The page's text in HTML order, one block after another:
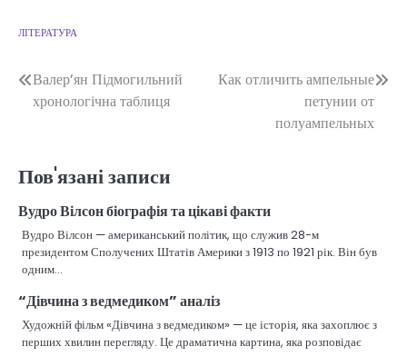
ЛІТЕРАТУРА
Навігація
записів
Валер’ян Підмогильний
хронологічна таблиця
Как отличить ампельные
петунии от
полуампельных
Пов'язані записи
Вудро Вілсон біографія та цікаві факти
Вудро Вілсон — американський політик, що служив 28-м
президентом Сполучених Штатів Америки з 1913 по 1921 рік. Він був
одним…
“Дівчина з ведмедиком” аналіз
Художній фільм «Дівчина з ведмедиком» — це історія, яка захоплює з
перших хвилин перегляду. Це драматична картина, яка розповідає